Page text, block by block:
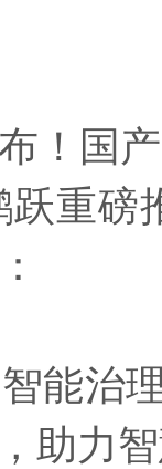
！国
重磅
能治
助力